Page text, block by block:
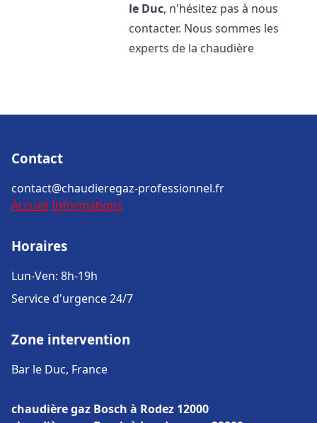
le Duc, n'hésitez pas à nous
contacter. Nous sommes les
experts de la chaudière
Contact
contact@chaudieregaz-professionnel.fr
Accueil Informations
Horaires
Lun-Ven: 8h-19h
Service d'urgence 24/7
Zone intervention
Bar le Duc, France
chaudière gaz Bosch à Rodez 12000